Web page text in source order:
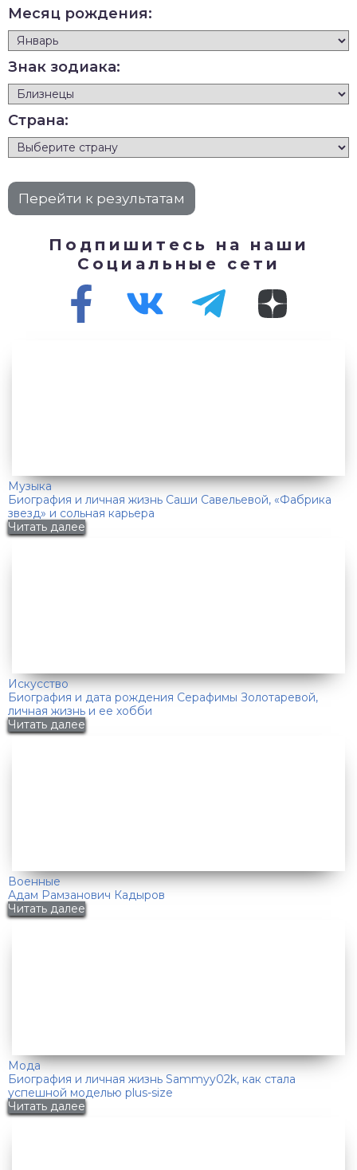
Месяц рождения:
Знак зодиака:
Страна:
Подпишитесь на наши
Социальные сети
Музыка
Биография и личная жизнь Саши Савельевой, «Фабрика
звезд» и сольная карьера
Читать далее
Искусство
Биография и дата рождения Серафимы Золотаревой,
личная жизнь и ее хобби
Читать далее
Военные
Адам Рамзанович Кадыров
Читать далее
Мода
Биография и личная жизнь Sammyy02k, как стала
успешной моделью plus-size
Читать далее